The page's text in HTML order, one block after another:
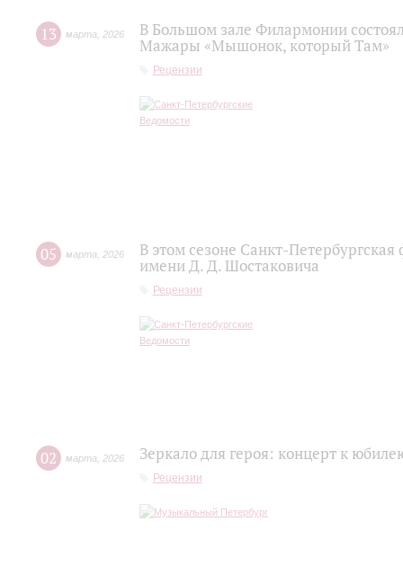
13 марта 2026
В Большом зале Филармонии
Мажары «Мышонок, который Там»
Рецензии
05 марта 2026
В этом сезоне Санкт-
имени Д. Д. Шостаковича
Рецензии
02 марта 2026 Зеркало для героя: концерт к
Рецензии